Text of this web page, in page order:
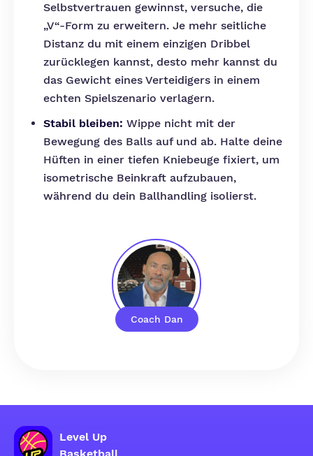
Coach Dan
Selbstvertrauen gewinnst, versuche, die
„V“-Form zu erweitern. Je mehr seitliche
Distanz du mit einem einzigen Dribbel
zurücklegen kannst, desto mehr kannst du
das Gewicht eines Verteidigers in einem
echten Spielszenario verlagern.
Stabil bleiben: Wippe nicht mit der
Bewegung des Balls auf und ab. Halte deine
Hüften in einer tiefen Kniebeuge fixiert, um
isometrische Beinkraft aufzubauen,
während du dein Ballhandling isolierst.
Level Up
Basketball